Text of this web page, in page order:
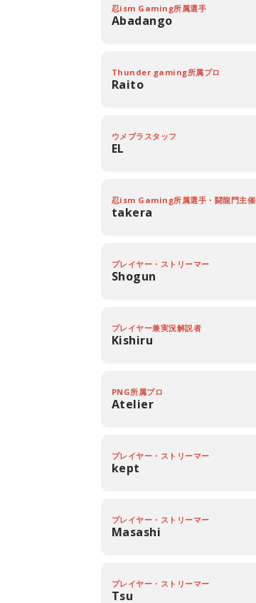
忍ism Gaming所属選手
Abadango
Thunder gaming所属プロ
Raito
ウメブラスタッフ
EL
忍ism Gaming所属選手・闘龍門主催
takera
プレイヤー・ストリーマー
Shogun
プレイヤー兼実況解説者
Kishiru
PNG所属プロ
Atelier
プレイヤー・ストリーマー
kept
プレイヤー・ストリーマー
Masashi
プレイヤー・ストリーマー
Tsu